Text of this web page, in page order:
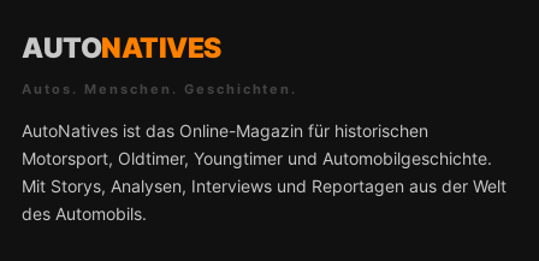
AUTONATIVES
Autos. Menschen. Geschichten.
AutoNatives ist das Online-Magazin für historischen
Motorsport, Oldtimer, Youngtimer und Automobilgeschichte.
Mit Storys, Analysen, Interviews und Reportagen aus der Welt
des Automobils.